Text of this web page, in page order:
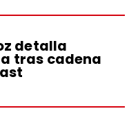
detalla
tras cadena